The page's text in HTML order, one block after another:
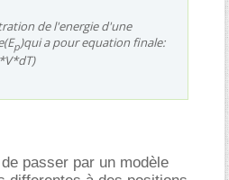
de l'energie d'une
p)qui a pour equation finale:
passer par un modèle